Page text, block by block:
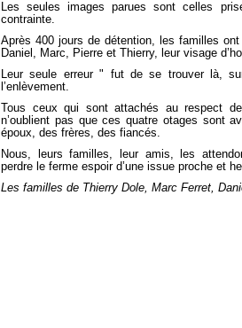
Les seules images parues sont celles
contrainte.
Après 400 jours de détention, les familles
Daniel, Marc, Pierre et Thierry, leur visage
Leur seule erreur " fut de se trouver là,
l’enlèvement.
Tous ceux qui sont attachés au respect
n’oublient pas que ces quatre otages sont
époux, des frères, des fiancés.
Nous, leurs familles, leur amis, les
perdre le ferme espoir d’une issue proche et
Les familles de Thierry Dole, Marc Ferret,